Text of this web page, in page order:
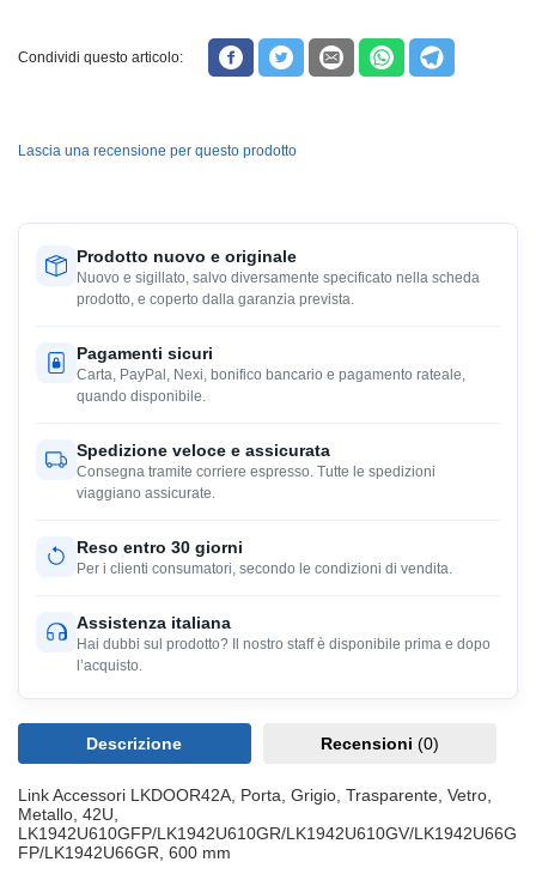
Condividi questo articolo:
Lascia una recensione per questo prodotto
Prodotto nuovo e originale
Nuovo e sigillato, salvo diversamente specificato nella scheda
prodotto, e coperto dalla garanzia prevista.
Pagamenti sicuri
Carta, PayPal, Nexi, bonifico bancario e pagamento rateale,
quando disponibile.
Spedizione veloce e assicurata
Consegna tramite corriere espresso. Tutte le spedizioni
viaggiano assicurate.
Reso entro 30 giorni
Per i clienti consumatori, secondo le condizioni di vendita.
Assistenza italiana
Hai dubbi sul prodotto? Il nostro staff è disponibile prima e dopo
l’acquisto.
Descrizione Recensioni (0)
Link Accessori LKDOOR42A, Porta, Grigio, Trasparente, Vetro,
Metallo, 42U,
LK1942U610GFP/LK1942U610GR/LK1942U610GV/LK1942U66G
FP/LK1942U66GR, 600 mm